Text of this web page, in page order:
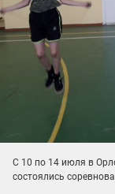
С 10 по 14 июля в
состоялись